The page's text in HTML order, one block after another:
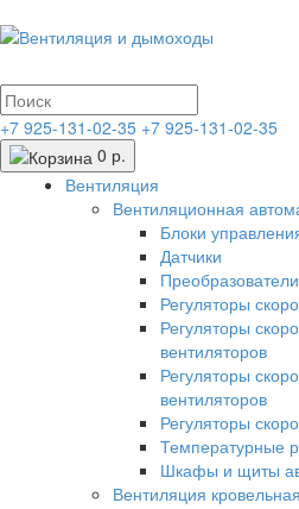
+7 925-131-02-35 +7 925-131-02-35
0 р.
Вентиляция
Вентиляционная
Блоки
Датчики
Регуляторы
Регуляторы
вентиляторов
Регуляторы
вентиляторов
Регуляторы
Температурные
Шкафы и щиты
Вентиляция кровельная